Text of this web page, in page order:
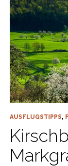
AUSFLUGSTIPPS,